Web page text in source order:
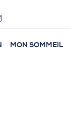
MON SOMMEIL